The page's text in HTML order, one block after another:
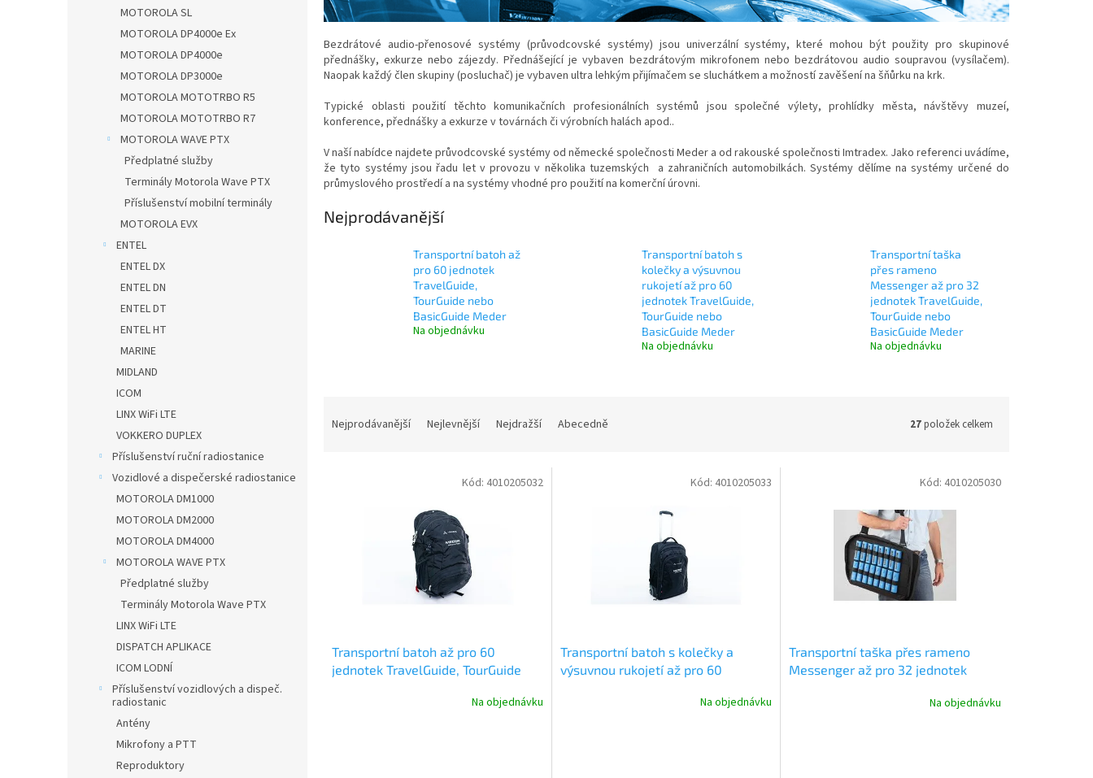
MOTOROLA SL
MOTOROLA DP4000e Ex
MOTOROLA DP4000e
MOTOROLA DP3000e
MOTOROLA MOTOTRBO R5
MOTOROLA MOTOTRBO R7
MOTOROLA WAVE PTX
Předplatné služby
Terminály Motorola Wave PTX
Příslušenství mobilní terminály
MOTOROLA EVX
ENTEL
ENTEL DX
ENTEL DN
ENTEL DT
ENTEL HT
MARINE
MIDLAND
ICOM
LINX WiFi LTE
VOKKERO DUPLEX
Příslušenství ruční radiostanice
Vozidlové a dispečerské radiostanice
MOTOROLA DM1000
MOTOROLA DM2000
MOTOROLA DM4000
MOTOROLA WAVE PTX
Předplatné služby
Terminály Motorola Wave PTX
LINX WiFi LTE
DISPATCH APLIKACE
ICOM LODNÍ
Příslušenství vozidlových a dispeč.
radiostanic
Antény
Mikrofony a PTT
Reproduktory
Bezdrátové audio-přenosové systémy (průvodcovské systémy) jsou univerzální systémy, které mohou být použity pro skupinové
přednášky, exkurze nebo zájezdy. Přednášející je vybaven bezdrátovým mikrofonem nebo bezdrátovou audio soupravou (vysílačem).
Naopak každý člen skupiny (posluchač) je vybaven ultra lehkým přijímačem se sluchátkem a možností zavěšení na šňůrku na krk.
Typické oblasti použití těchto komunikačních profesionálních systémů jsou společné výlety, prohlídky města, návštěvy muzeí,
konference, přednášky a exkurze v továrnách či výrobních halách apod..
V naší nabídce najdete průvodcovské systémy od německé společnosti Meder a od rakouské společnosti Imtradex. Jako referenci uvádíme,
že tyto systémy jsou řadu let v provozu v několika tuzemských a zahraničních automobilkách. Systémy dělíme na systémy určené do
průmyslového prostředí a na systémy vhodné pro použití na komerční úrovni.
Nejprodávanější
Transportní batoh až
pro 60 jednotek
TravelGuide,
TourGuide nebo
BasicGuide Meder
Na objednávku
Transportní batoh s
kolečky a výsuvnou
rukojetí až pro 60
jednotek TravelGuide,
TourGuide nebo
BasicGuide Meder
Na objednávku
Transportní taška
přes rameno
Messenger až pro 32
jednotek TravelGuide,
TourGuide nebo
BasicGuide Meder
Na objednávku
Nejprodávanější Nejlevnější Nejdražší Abecedně 27položek celkem
Transportní batoh až pro 60
jednotek TravelGuide, TourGuide
Na objednávku
Kód: 4010205032
Transportní batoh s kolečky a
výsuvnou rukojetí až pro 60
Na objednávku
Kód: 4010205033
Transportní taška přes rameno
Messenger až pro 32 jednotek
Na objednávku
Kód: 4010205030